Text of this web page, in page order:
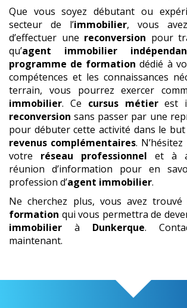
Que vous soyez débutant ou
secteur de l’immobilier, vous
d’effectuer une reconversion pour
qu’agent immobilier
programme de formation dédié à
compétences et les connaissances
terrain, vous pourrez exercer
immobilier. Ce cursus métierest
reconversionsans passer par une
pour débuter cette activité dans le
revenus complémentaires.
votre réseau professionnel et à
réunion d’information pour en
profession d’agent immobilier.
Ne cherchez plus, vous avez
formation qui vous permettra de
immobilier à Dunkerque.
maintenant.